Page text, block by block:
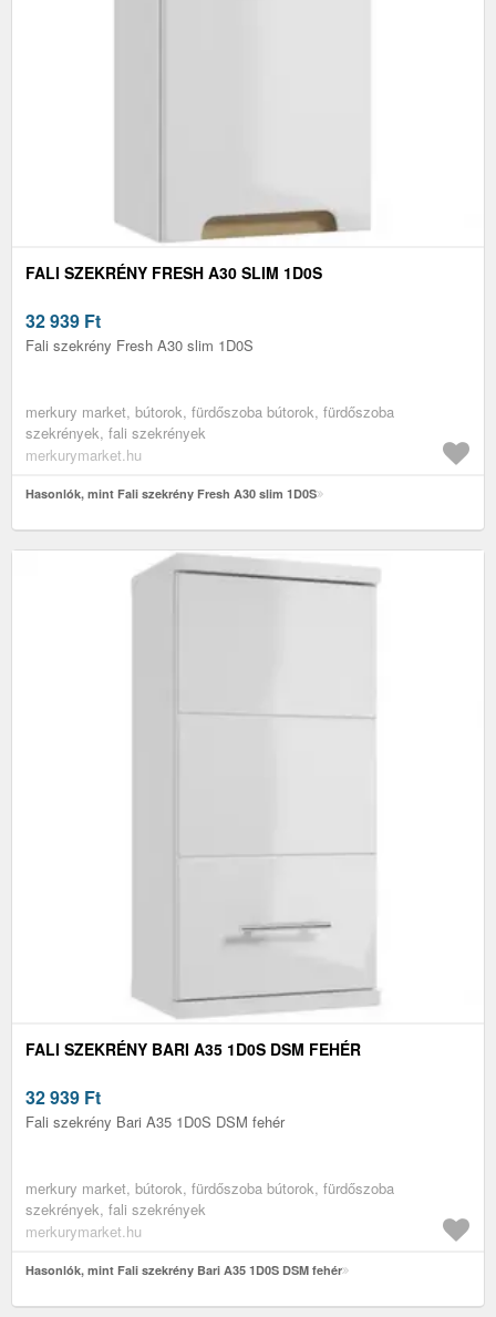
FALI SZEKRÉNY FRESH A30 SLIM 1D0S
32 939 Ft
Fali szekrény Fresh A30 slim 1D0S
merkury market, bútorok, fürdőszoba bútorok, fürdőszoba
szekrények, fali szekrények
merkurymarket.hu
Hasonlók, mint Fali szekrény Fresh A30 slim 1D0S
FALI SZEKRÉNY BARI A35 1D0S DSM FEHÉR
32 939 Ft
Fali szekrény Bari A35 1D0S DSM fehér
merkury market, bútorok, fürdőszoba bútorok, fürdőszoba
szekrények, fali szekrények
merkurymarket.hu
Hasonlók, mint Fali szekrény Bari A35 1D0S DSM fehér